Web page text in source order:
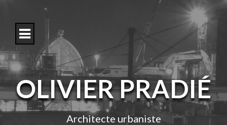
o
c
n
e
OLIVIER PRADIÉ
Architecte urbaniste